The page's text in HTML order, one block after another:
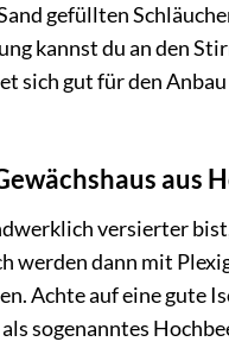
gefüllten
kannst du an den
sich gut für den
aus
versierter
werden dann mit
Achte auf eine gute
sogenanntes